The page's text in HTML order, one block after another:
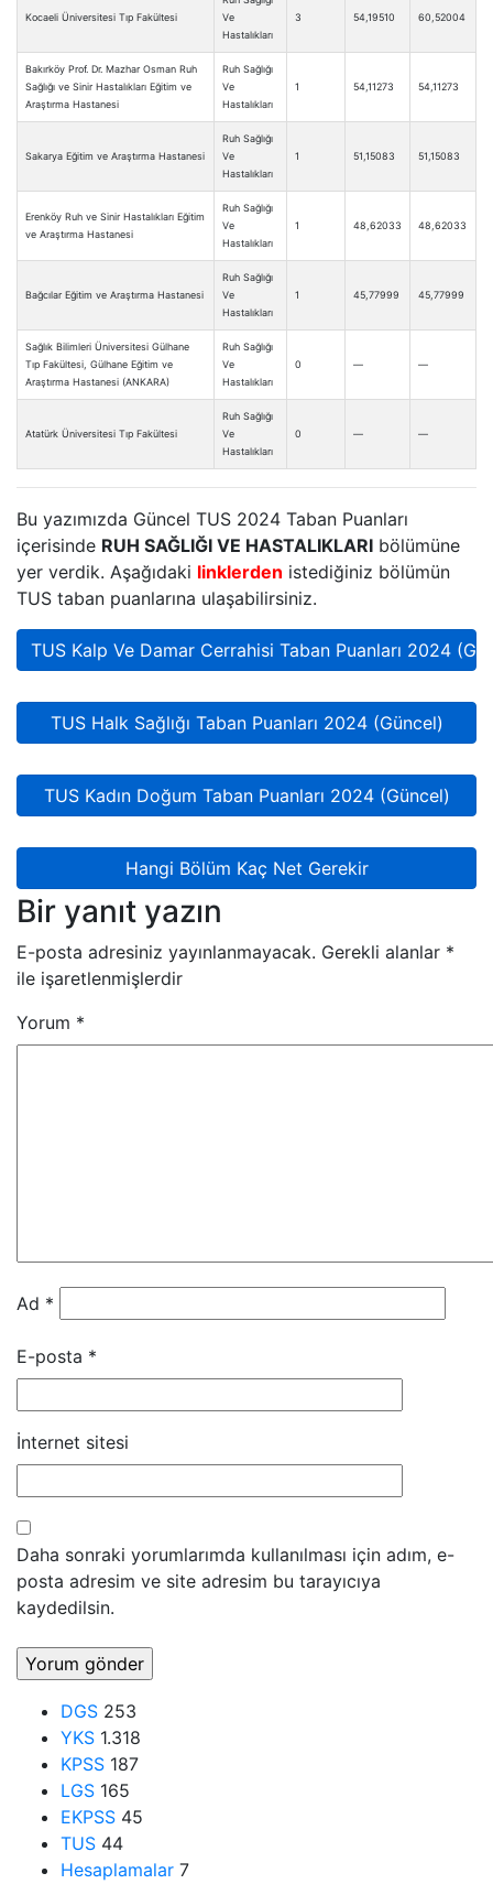
Kocaeli Üniversitesi Tıp Fakültesi
Ve
Hastalıkları
3 54,19510 60,52004
Bakırköy Prof. Dr. Mazhar Osman Ruh
Sağlığı ve Sinir Hastalıkları Eğitim ve
Araştırma Hastanesi
Ruh Sağlığı
Ve
Hastalıkları
1 54,11273 54,11273
Sakarya Eğitim ve Araştırma Hastanesi
Ruh Sağlığı
Ve
Hastalıkları
1 51,15083 51,15083
Erenköy Ruh ve Sinir Hastalıkları Eğitim
ve Araştırma Hastanesi
Ruh Sağlığı
Ve
Hastalıkları
1 48,62033 48,62033
Bağcılar Eğitim ve Araştırma Hastanesi
Ruh Sağlığı
Ve
Hastalıkları
1 45,77999 45,77999
Sağlık Bilimleri Üniversitesi Gülhane
Tıp Fakültesi, Gülhane Eğitim ve
Araştırma Hastanesi (ANKARA)
Ruh Sağlığı
Ve
Hastalıkları
0 — —
Atatürk Üniversitesi Tıp Fakültesi
Ruh Sağlığı
Ve
Hastalıkları
0 — —
Bu yazımızda Güncel TUS 2024 Taban Puanları
içerisinde RUH SAĞLIĞI VE HASTALIKLARI bölümüne
yer verdik. Aşağıdaki linklerden istediğiniz bölümün
TUS taban puanlarına ulaşabilirsiniz.
TUS Kalp Ve Damar Cerrahisi Taban Puanları 2024
TUS Halk Sağlığı Taban Puanları 2024 (Güncel)
TUS Kadın Doğum Taban Puanları 2024 (Güncel)
Hangi Bölüm Kaç Net Gerekir
Bir yanıt yazın
E-posta adresiniz yayınlanmayacak. Gerekli alanlar *
ile işaretlenmişlerdir
Yorum *
Ad *
E-posta *
İnternet sitesi
Daha sonraki yorumlarımda kullanılması için adım, e-
posta adresim ve site adresim bu tarayıcıya
kaydedilsin.
DGS 253
YKS 1.318
KPSS 187
LGS 165
EKPSS 45
TUS 44
Hesaplamalar 7